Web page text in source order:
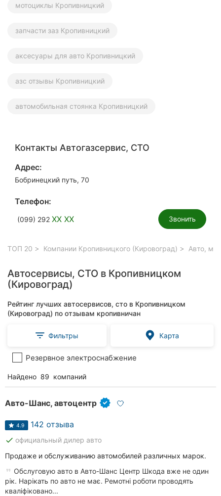
мотоциклы Кропивницкий
запчасти заз Кропивницкий
аксесуары для авто Кропивницкий
азс отзывы Кропивницкий
автомобильная стоянка Кропивницкий
Контакты Автогазсервис, СТО
Адрес:
Бобринецкий путь, 70
Телефон:
(099) 292 XX XX Звонить
ТОП 20 Компании Кропивницкого (Кировоград) Авто,
Автосервисы, СТО в Кропивницком
(Кировоград)
Рейтинг лучших автосервисов, сто в Кропивницком
(Кировоград) по отзывам кропивничан
Фильтры Карта
Резервное электроснабжение
Найдено 89 компаний
Авто-Шанс, автоцентр
4.9 142 отзыва
done официальный дилер авто
Продаже и обслуживанию автомобилей различных марок.
Обслуговую авто в Авто-Шанс Центр Шкода вже не один
рік. Нарікать по авто не має. Ремотні роботи проводять
кваліфіковано...